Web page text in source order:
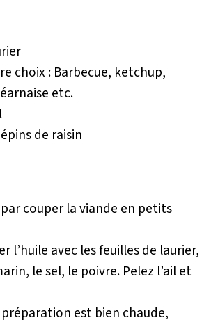
choix : Barbecue, ketchup,
etc.
de raisin
couper la viande en petits
l’huile avec les feuilles de laurier,
le sel, le poivre. Pelez l’ail et
est bien chaude,